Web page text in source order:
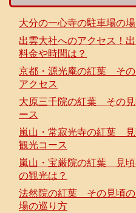
大分の一心寺の駐車場の
出雲大社へのアクセス！
料金や時間は？
京都・源光庵の紅葉 その
アクセス
大原三千院の紅葉 その見
ース
嵐山・常寂光寺の紅葉
観光コース
嵐山・宝厳院の紅葉 見頃
の観光は？
法然院の紅葉 その見頃の
場の巡り方